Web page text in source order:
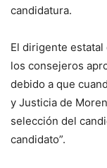
candidatura.
El dirigente estatal
los consejeros
debido a que
y Justicia de
selección del
candidato”.